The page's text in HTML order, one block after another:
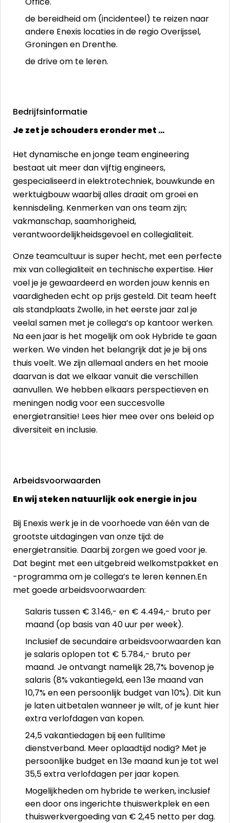
de bereidheid om (incidenteel) te reizen naar
andere Enexis locaties in de regio Overijssel,
Groningen en Drenthe.
de drive om te leren.
Bedrijfsinformatie
Je zet je schouders eronder met …
Het dynamische en jonge team engineering
bestaat uit meer dan vijftig engineers,
gespecialiseerd in elektrotechniek, bouwkunde en
werktuigbouw waarbij alles draait om groei en
kennisdeling. Kenmerken van ons team zijn;
vakmanschap, saamhorigheid,
verantwoordelijkheidsgevoel en collegialiteit.
Onze teamcultuur is super hecht, met een perfecte
mix van collegialiteit en technische expertise. Hier
voel je je gewaardeerd en worden jouw kennis en
vaardigheden echt op prijs gesteld. Dit team heeft
als standplaats Zwolle, in het eerste jaar zal je
veelal samen met je collega’s op kantoor werken.
Na een jaar is het mogelijk om ook Hybride te gaan
werken. We vinden het belangrijk dat je je bij ons
thuis voelt. We zijn allemaal anders en het mooie
daarvan is dat we elkaar vanuit die verschillen
aanvullen. We hebben elkaars perspectieven en
meningen nodig voor een succesvolle
energietransitie! Lees hier mee over ons beleid op
diversiteit en inclusie.
Arbeidsvoorwaarden
En wij steken natuurlijk ook energie in jou
Bij Enexis werk je in de voorhoede van één van de
grootste uitdagingen van onze tijd: de
energietransitie. Daarbij zorgen we goed voor je.
Dat begint met een uitgebreid welkomstpakket en
-programma om je collega’s te leren kennen.En
met goede arbeidsvoorwaarden:
Salaris tussen € 3.146,- en € 4.494,- bruto per
maand (op basis van 40 uur per week).
Inclusief de secundaire arbeidsvoorwaarden kan
je salaris oplopen tot € 5.784,- bruto per
maand. Je ontvangt namelijk 28,7% bovenop je
salaris (8% vakantiegeld, een 13e maand van
10,7% en een persoonlijk budget van 10%). Dit kun
je laten uitbetalen wanneer je wilt, of je kunt hier
extra verlofdagen van kopen.
24,5 vakantiedagen bij een fulltime
dienstverband. Meer oplaadtijd nodig? Met je
persoonlijke budget en 13e maand kun je tot wel
35,5 extra verlofdagen per jaar kopen.
Mogelijkheden om hybride te werken, inclusief
een door ons ingerichte thuiswerkplek en een
thuiswerkvergoeding van € 2,45 netto per dag.